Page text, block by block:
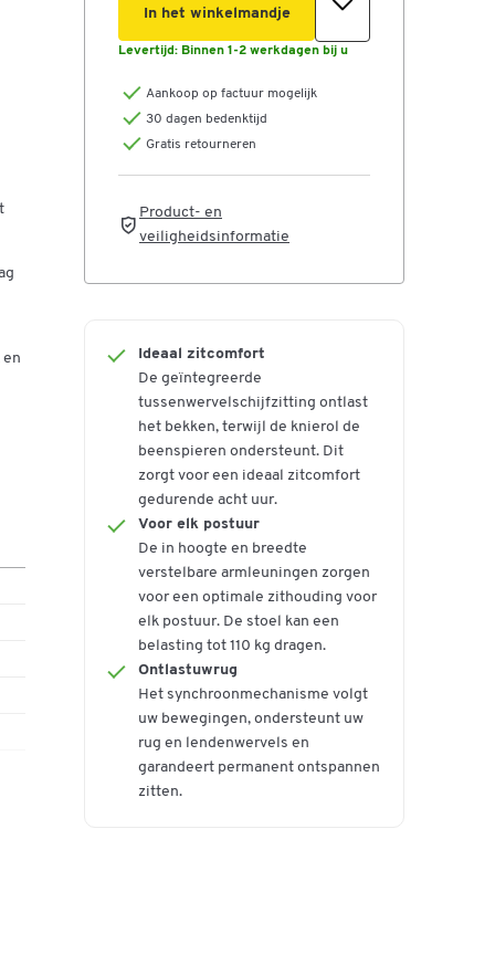
In het winkelmandje
Levertijd: Binnen 1-2 werkdagen bij u
Aankoop op factuur mogelijk
30 dagen bedenktijd
Gratis retourneren
Product- en
veiligheidsinformatie
Ideaal zitcomfort
De geïntegreerde
tussenwervelschijfzitting ontlast
het bekken, terwijl de knierol de
beenspieren ondersteunt. Dit
zorgt voor een ideaal zitcomfort
gedurende acht uur.
Voor elk postuur
De in hoogte en breedte
verstelbare armleuningen zorgen
voor een optimale zithouding voor
elk postuur. De stoel kan een
belasting tot 110 kg dragen.
Ontlastuwrug
Het synchroonmechanisme volgt
uw bewegingen, ondersteunt uw
rug en lendenwervels en
garandeert permanent ontspannen
zitten.